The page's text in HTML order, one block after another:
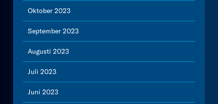
Oktober 2023
September 2023
Augusti 2023
Juli 2023
Juni 2023